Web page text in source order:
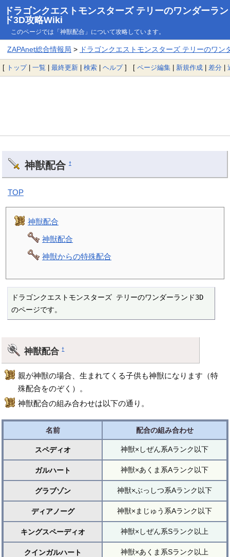
ドラゴンクエストモンスターズ テリーのワンダーラン
ド3D攻略Wiki
このページでは「神獣配合」について攻略しています。
ZAPAnet総合情報局 > ドラゴンクエストモンスターズ テリーのワン
[ トップ| 一覧 | 最終更新 | 検索 | ヘルプ] [ ページ編集 | 新規作成 | 差分 |
神獣配合 †
TOP
神獣配合
神獣配合
神獣からの特殊配合
ドラゴンクエストモンスターズ テリーのワンダーランド3D
のページです。
神獣配合†
親が神獣の場合、生まれてくる子供も神獣になります（特
殊配合をのぞく）。
神獣配合の組み合わせは以下の通り。
名前 配合の組み合わせ
スペディオ 神獣×しぜん系Aランク以下
ガルハート 神獣×あくま系Aランク以下
グラブゾン 神獣×ぶっしつ系Aランク以下
ディアノーグ 神獣×まじゅう系Aランク以下
キングスペーディオ 神獣×しぜん系Sランク以上
クインガルハート 神獣×あくま系Sランク以上